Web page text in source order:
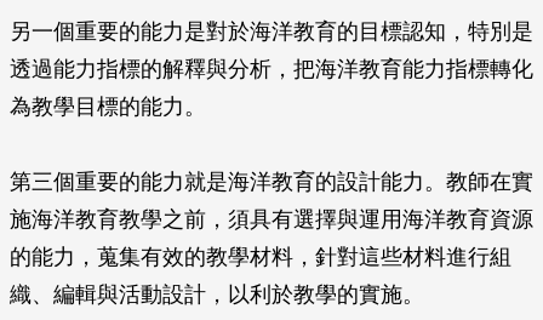
另一個重要的能力是對於海洋教育的目標認知，特別是
透過能力指標的解釋與分析，把海洋教育能力指標轉化
為教學目標的能力。
第三個重要的能力就是海洋教育的設計能力。教師在實
施海洋教育教學之前，須具有選擇與運用海洋教育資源
的能力，蒐集有效的教學材料，針對這些材料進行組
織、編輯與活動設計，以利於教學的實施。